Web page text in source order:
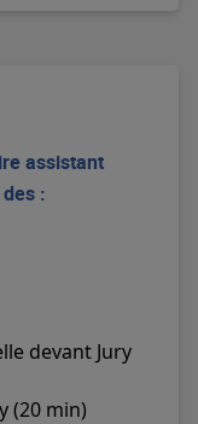
assistant
:
devant Jury
(20 min)